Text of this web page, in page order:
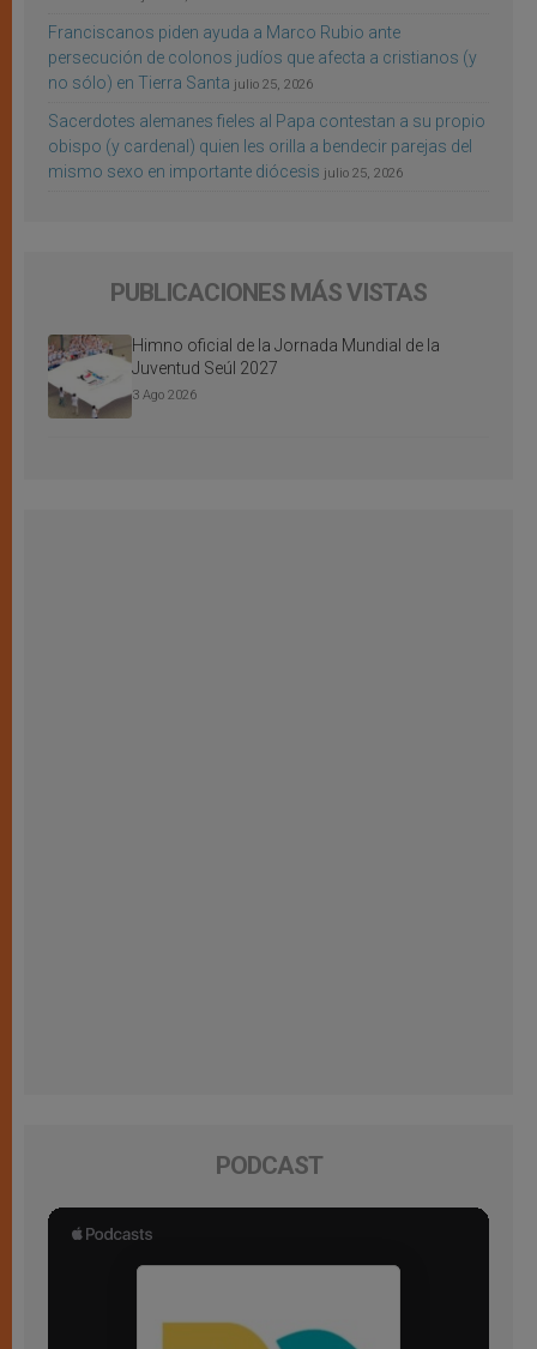
Franciscanos piden ayuda a Marco Rubio ante
persecución de colonos judíos que afecta a cristianos (y
no sólo) en Tierra Santa julio 25, 2026
Sacerdotes alemanes fieles al Papa contestan a su propio
obispo (y cardenal) quien les orilla a bendecir parejas del
mismo sexo en importante diócesis julio 25, 2026
PUBLICACIONES MÁS VISTAS
Himno oficial de la Jornada Mundial de la
Juventud Seúl 2027
3 Ago 2026
PODCAST